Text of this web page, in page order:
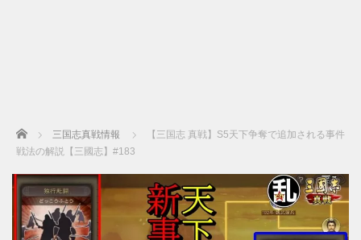
Home 三国志真戦情報
【三国志 真戦】S5天下争奪で追加される事件
戦法の解説【三國志】#183